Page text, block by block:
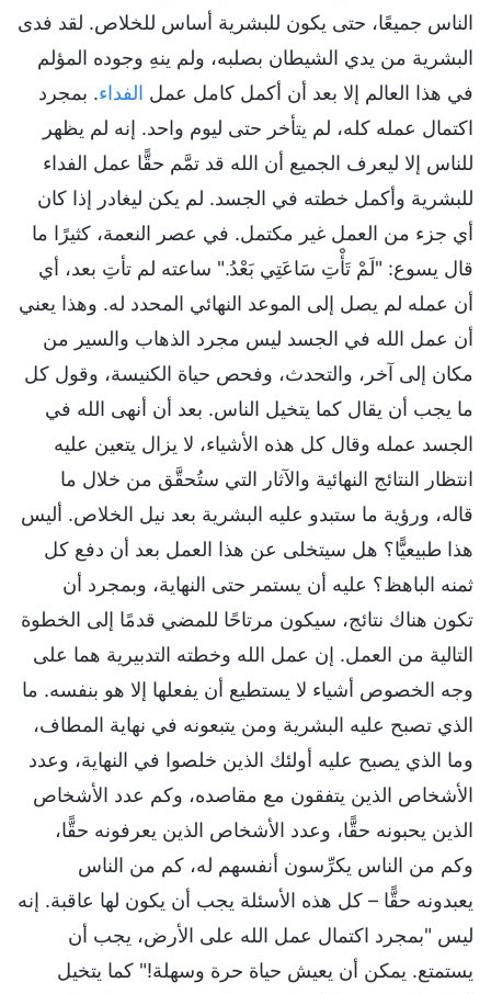
الناس جميعًا، حتى يكون للبشرية أساس للخلاص. لقد فدى
البشرية من يدي الشيطان بصلبه، ولم ينهِ وجوده المؤلم
في هذا العالم إلا بعد أن أكمل كامل عمل الفداء. بمجرد
اكتمال عمله كله، لم يتأخر حتى ليوم واحد. إنه لم يظهر
للناس إلا ليعرف الجميع أن الله قد تمَّم حقًّا عمل الفداء
للبشرية وأكمل خطته في الجسد. لم يكن ليغادر إذا كان
أي جزء من العمل غير مكتمل. في عصر النعمة، كثيرًا ما
قال يسوع: "لَمْ تَأْتِ سَاعَتِي بَعْدُ." ساعته لم تأتِ بعد، أي
أن عمله لم يصل إلى الموعد النهائي المحدد له. وهذا يعني
أن عمل الله في الجسد ليس مجرد الذهاب والسير من
مكان إلى آخر، والتحدث، وفحص حياة الكنيسة، وقول كل
ما يجب أن يقال كما يتخيل الناس. بعد أن أنهى الله في
الجسد عمله وقال كل هذه الأشياء، لا يزال يتعين عليه
انتظار النتائج النهائية والآثار التي ستُحقَّق من خلال ما
قاله، ورؤية ما ستبدو عليه البشرية بعد نيل الخلاص. أليس
هذا طبيعيًّا؟ هل سيتخلى عن هذا العمل بعد أن دفع كل
ثمنه الباهظ؟ عليه أن يستمر حتى النهاية، وبمجرد أن
تكون هناك نتائج، سيكون مرتاحًا للمضي قدمًا إلى الخطوة
التالية من العمل. إن عمل الله وخطته التدبيرية هما على
وجه الخصوص أشياء لا يستطيع أن يفعلها إلا هو بنفسه. ما
الذي تصبح عليه البشرية ومن يتبعونه في نهاية المطاف،
وما الذي يصبح عليه أولئك الذين خلصوا في النهاية، وعدد
الأشخاص الذين يتفقون مع مقاصده، وكم عدد الأشخاص
الذين يحبونه حقًّا، وعدد الأشخاص الذين يعرفونه حقًّا،
وكم من الناس يكرِّسون أنفسهم له، كم من الناس
يعبدونه حقًّا – كل هذه الأسئلة يجب أن يكون لها عاقبة. إنه
ليس "بمجرد اكتمال عمل الله على الأرض، يجب أن
يستمتع. يمكن أن يعيش حياة حرة وسهلة!" كما يتخيل